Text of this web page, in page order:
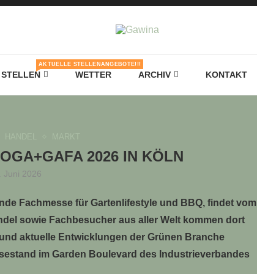
STELLEN
AKTUELLE STELLENANGEBOTE!!!
WETTER ARCHIV KONTAKT
2026 IN KÖLN
Juni 2026
Fachmesse für Gartenlifestyle und BBQ, findet vom
sowie Fachbesucher aus aller Welt kommen dort
aktuelle Entwicklungen der Grünen Branche
im Garden Boulevard des Industrieverbandes